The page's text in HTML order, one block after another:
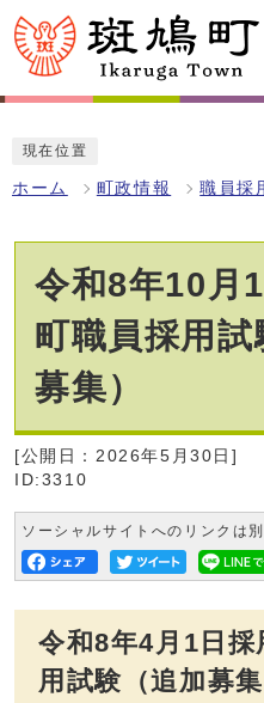
現在位置
ホーム 町政情報 職員採
令和8年10
町職員採用
募集）
[公開日：2026年5月30日]
ID:3310
ソーシャルサイトへのリンクは
令和8年4月1日
用試験（追加募